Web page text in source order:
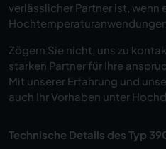
verlässlicher Partner ist, wenn
Zögern Sie nicht, uns zu
starken Partner für Ihre
Mit unserer Erfahrung und
auch Ihr Vorhaben unter
Technische Details des Typ